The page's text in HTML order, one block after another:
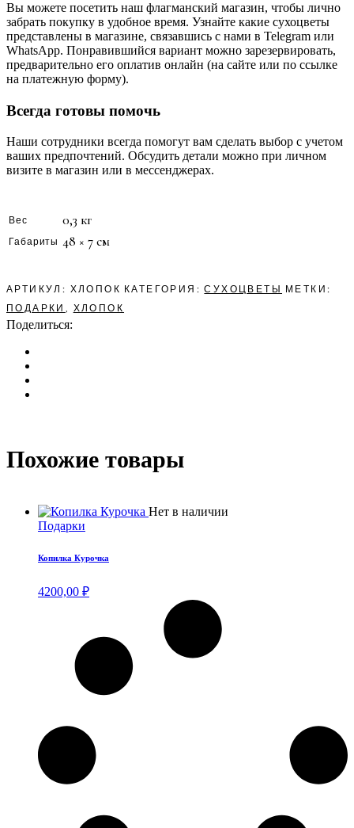
Вы можете посетить наш флагманский магазин, чтобы лично
забрать покупку в удобное время. Узнайте какие сухоцветы
представлены в магазине, связавшись с нами в Telegram или
WhatsApp. Понравившийся вариант можно зарезервировать,
предварительно его оплатив онлайн (на сайте или по ссылке
на платежную форму).
Всегда готовы помочь
Наши сотрудники всегда помогут вам сделать выбор с учетом
ваших предпочтений. Обсудить детали можно при личном
визите в магазин или в мессенджерах.
Вес 0,3 кг
Габариты 48 × 7 см
АРТИКУЛ: ХЛОПОК КАТЕГОРИЯ:СУХОЦВЕТЫ МЕТКИ:
ПОДАРКИ
ХЛОПОК
Поделиться:
Похожие товары
Нет в наличии
Подарки
Копилка Курочка
4200,00 ₽